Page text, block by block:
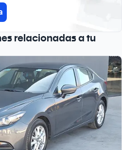
relacionadas a tu